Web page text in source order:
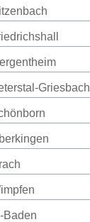
Griesbach
Baden